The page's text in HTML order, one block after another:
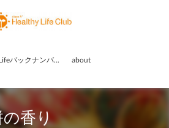
Lifeバックナンバー about
香り